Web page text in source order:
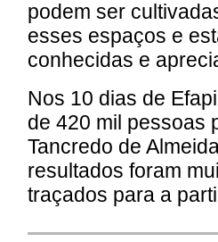
podem ser
esses espaços e
conhecidas e
Nos 10 dias de
de 420 mil pessoas
Tancredo de
resultados foram
traçados para a